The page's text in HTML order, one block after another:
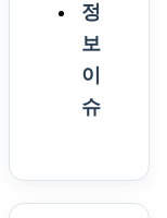
정
보
이
슈